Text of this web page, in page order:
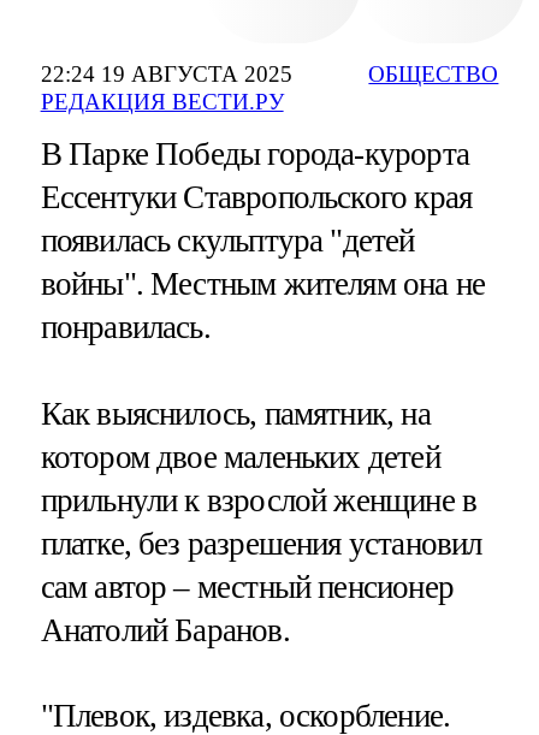
22:24 19 АВГУСТА 2025
РЕДАКЦИЯ ВЕСТИ.РУ
ОБЩЕСТВО
В Парке Победы города-курорта
Ессентуки Ставропольского края
появилась скульптура "детей
войны". Местным жителям она не
понравилась.
Как выяснилось, памятник, на
котором двое маленьких детей
прильнули к взрослой женщине в
платке, без разрешения установил
сам автор – местный пенсионер
Анатолий Баранов.
"Плевок, издевка, оскорбление.